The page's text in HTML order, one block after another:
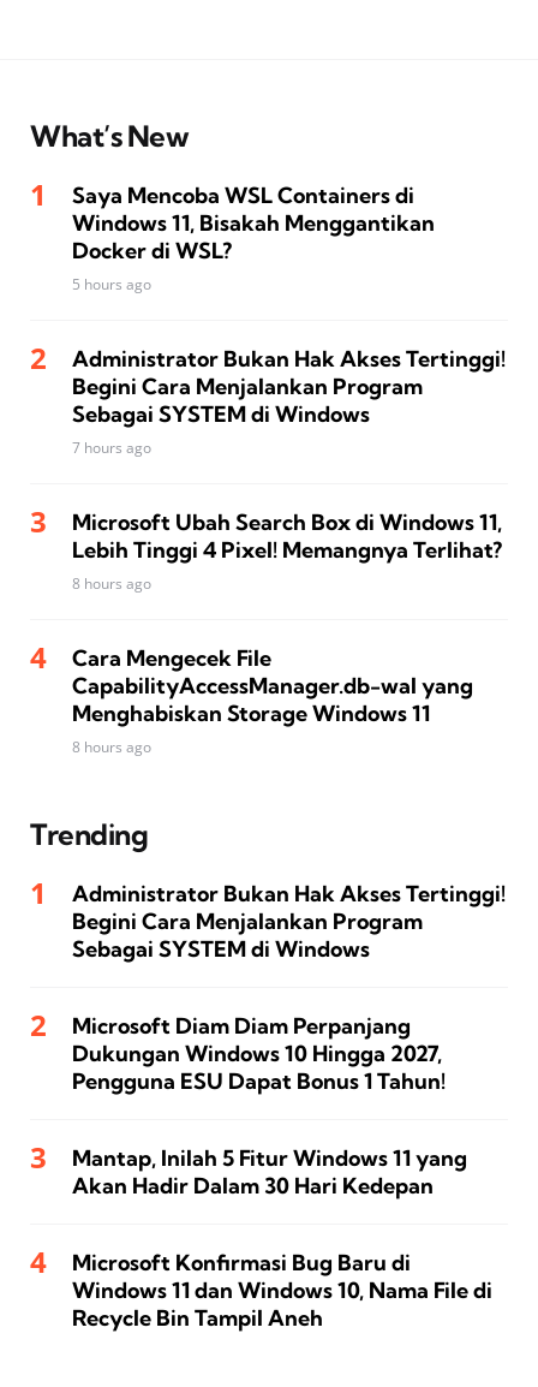
What’s New
Saya Mencoba WSL Containers di
Windows 11, Bisakah Menggantikan
Docker di WSL?
5 hours ago
Administrator Bukan Hak Akses Tertinggi!
Begini Cara Menjalankan Program
Sebagai SYSTEM di Windows
7 hours ago
Microsoft Ubah Search Box di Windows 11,
Lebih Tinggi 4 Pixel! Memangnya Terlihat?
8 hours ago
Cara Mengecek File
CapabilityAccessManager.db-wal yang
Menghabiskan Storage Windows 11
8 hours ago
Trending
Administrator Bukan Hak Akses Tertinggi!
Begini Cara Menjalankan Program
Sebagai SYSTEM di Windows
Microsoft Diam Diam Perpanjang
Dukungan Windows 10 Hingga 2027,
Pengguna ESU Dapat Bonus 1 Tahun!
Mantap, Inilah 5 Fitur Windows 11 yang
Akan Hadir Dalam 30 Hari Kedepan
Microsoft Konfirmasi Bug Baru di
Windows 11 dan Windows 10, Nama File di
Recycle Bin Tampil Aneh